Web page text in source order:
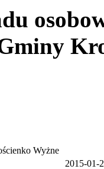
Wyżne
2015-01-